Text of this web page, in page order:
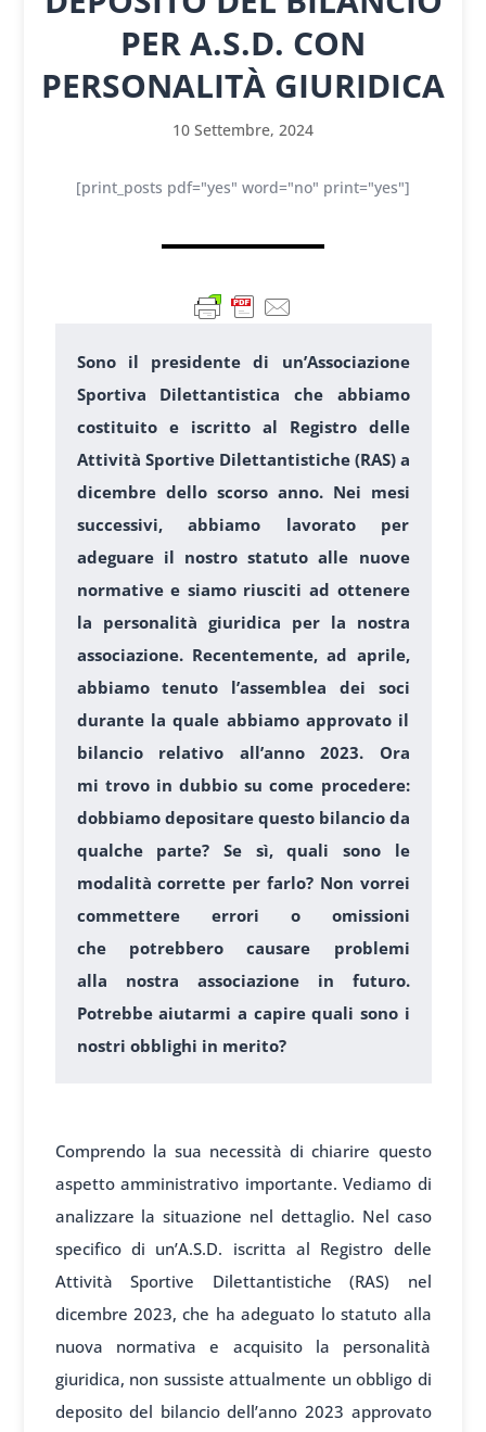
PER A.S.D. CON
PERSONALITÀ GIURIDICA
10 Settembre, 2024
[print_posts pdf="yes" word="no" print="yes"]
Sono il presidente di un’Associazione
Sportiva Dilettantistica che abbiamo
costituito e iscritto al Registro delle
Attività Sportive Dilettantistiche (RAS) a
dicembre dello scorso anno. Nei mesi
successivi, abbiamo lavorato per
adeguare il nostro statuto alle nuove
normative e siamo riusciti ad ottenere
la personalità giuridica per la nostra
associazione. Recentemente, ad aprile,
abbiamo tenuto l’assemblea dei soci
durante la quale abbiamo approvato il
bilancio relativo all’anno 2023. Ora
mi trovo in dubbio su come procedere:
dobbiamo depositare questo bilancio da
qualche parte? Se sì, quali sono le
modalità corrette per farlo? Non vorrei
commettere errori o omissioni
che potrebbero causare problemi
alla nostra associazione in futuro.
Potrebbe aiutarmi a capire quali sono i
nostri obblighi in merito?
Comprendo la sua necessità di chiarire questo
aspetto amministrativo importante. Vediamo di
analizzare la situazione nel dettaglio. Nel caso
specifico di un’A.S.D. iscritta al Registro delle
Attività Sportive Dilettantistiche (RAS) nel
dicembre 2023, che ha adeguato lo statuto alla
nuova normativa e acquisito la personalità
giuridica, non sussiste attualmente un obbligo di
deposito del bilancio dell’anno 2023 approvato